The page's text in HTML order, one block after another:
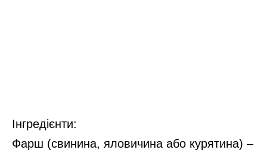
Інгредієнти:
Фарш (свинина, яловичина або курятина) –